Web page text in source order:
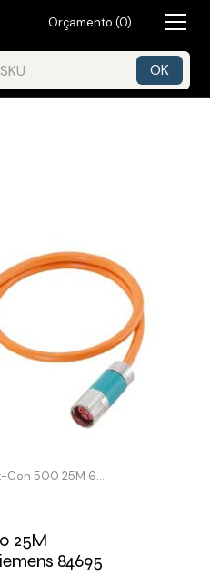
Orçamento (0)
Cabo Pot Mot-Con 500 25M 6FX50025CG011CF0 Siemens 84695
25M
84695